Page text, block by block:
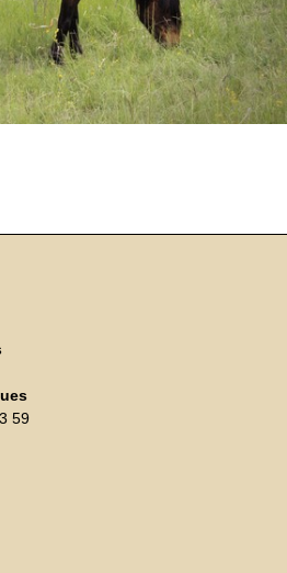
59